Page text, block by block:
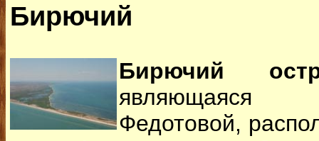
Бирючий
Бирючий
являющаяся
Федотовой,